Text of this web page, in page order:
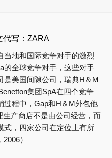
代写：ZARA
当地和国际竞争对手的激烈
的全球竞争对手，这些对手
是美国间隙公司，瑞典H＆M
集团SpA在四个竞争
过程中，Gap和H＆M外包他
生产商店不是由公司经营，而
式，四家公司在定位上有所
）